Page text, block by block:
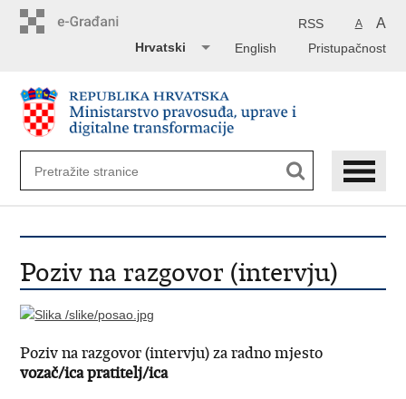
A A
RSS
Pristupačnost
English
Hrvatski
Poziv na razgovor (intervju)
Poziv na razgovor (intervju) za radno mjesto
vozač/ica pratitelj/ica